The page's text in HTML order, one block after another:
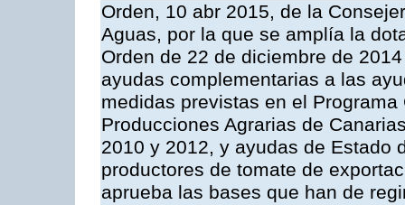
Orden, 10 abr 2015, de la
Aguas, por la que se amplía la
Orden de 22 de diciembre de
ayudas complementarias a las
medidas previstas en el
Producciones Agrarias de
2010 y 2012, y ayudas de Estado
productores de tomate de
aprueba las bases que han de